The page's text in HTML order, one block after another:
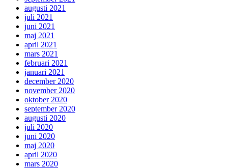
augusti 2021
juli 2021
juni 2021
maj 2021
april 2021
mars 2021
februari 2021
januari 2021
december 2020
november 2020
oktober 2020
september 2020
augusti 2020
juli 2020
juni 2020
maj 2020
april 2020
mars 2020